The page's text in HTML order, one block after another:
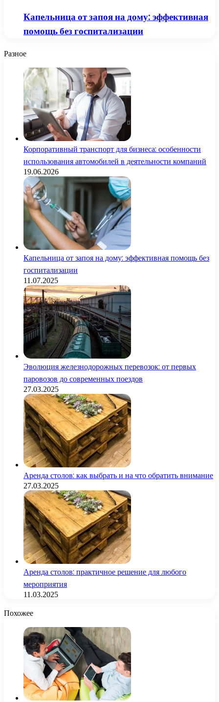
Капельница от запоя на дому: эффективная
помощь без госпитализации
Разное
Корпоративный транспорт для бизнеса: особенности
использования автомобилей в деятельности компаний
19.06.2026
Капельница от запоя на дому: эффективная помощь без
госпитализации
11.07.2025
Эволюция железнодорожных перевозок: от первых
паровозов до современных поездов
27.03.2025
Аренда столов: как выбрать и на что обратить внимание
27.03.2025
Аренда столов: практичное решение для любого
мероприятия
11.03.2025
Похожее